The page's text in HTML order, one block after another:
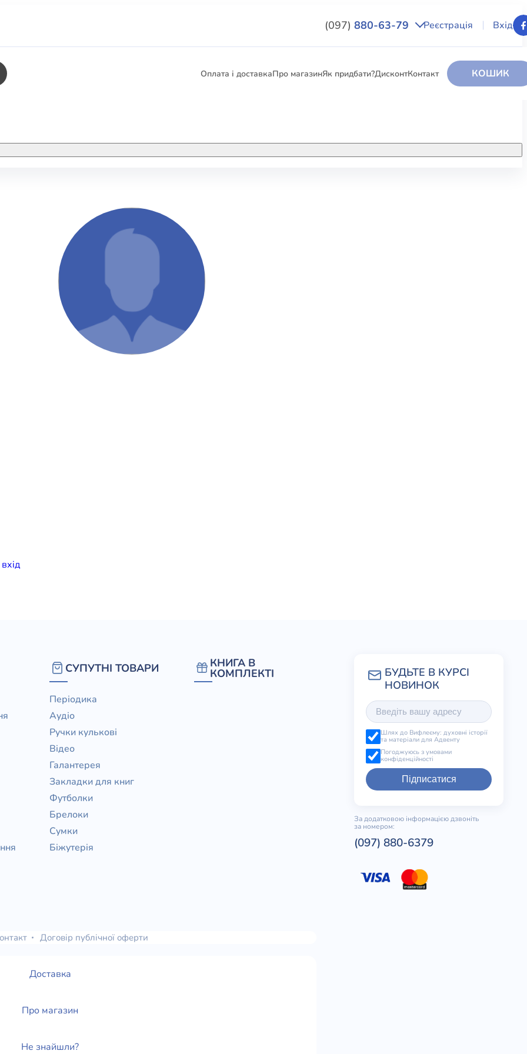
(097) 880-63-79 Реєстрація Вхід
Оплата і доставкаПро магазинЯк придбати?ДисконтКонтакт КОШИК
консультування
література
ЕЛЕКТРОННІ КНИГИ
КНИГА В КОМПЛЕКТІ
вхiд
СУПУТНІ ТОВАРИ
Періодика
Аудіо
Ручки кулькові
Відео
Галантерея
Закладки для книг
Футболки
Брелоки
Сумки
Біжутерія
КНИГА В
КОМПЛЕКТІ
Шлях до Вифлеєму: духовні історії
та матеріали для Адвенту
Погоджуюсь з умовами
конфіденційності
Підписатися
За додатковою інформацією дзвоніть
за номером:
(097) 880-6379
Договір публічної оферти
Доставка
Про магазин
Не знайшли?